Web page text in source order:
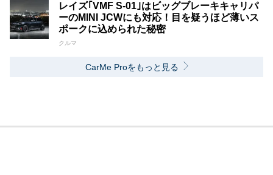
レイズ｢VMF S-01｣はビッグブレーキキャリパ
ーのMINI JCWにも対応！目を疑うほど薄いス
ポークに込められた秘密
クルマ
CarMe Proをもっと見る